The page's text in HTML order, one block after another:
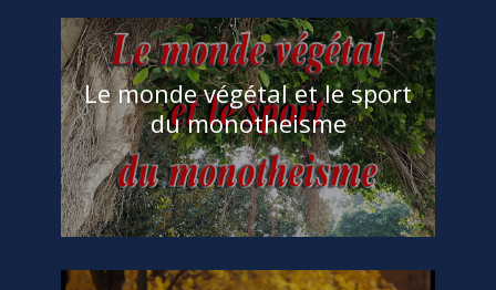
Le monde végétal et le sport
du monotheismeChebil Ramzi
Acceuil, Lois Universelles art, monotheisme
, souplesse, sport (2)